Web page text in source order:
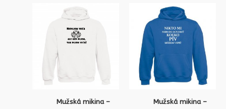
Mužská mikina –
Mužská mikina –